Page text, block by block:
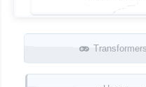
Запись навигация